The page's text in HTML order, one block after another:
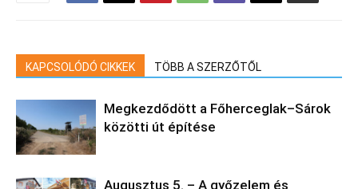
KAPCSOLÓDÓ CIKKEK TÖBB A SZERZŐTŐL
Megkezdődött a Főherceglak–Sárok
közötti út építése
Augusztus 5. – A győzelem és